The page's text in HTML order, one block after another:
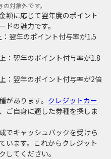
対象外です。
額に応じて翌年度のポイント
の魅力です。
翌年のポイント付与率が1.5
：翌年のポイント付与率が1.8
：翌年のポイント付与率が2倍
あります。 クレジットカー
ご自身に適した券種を探しま
でキャッシュバックを受けら
います。これからクレジット
してください。